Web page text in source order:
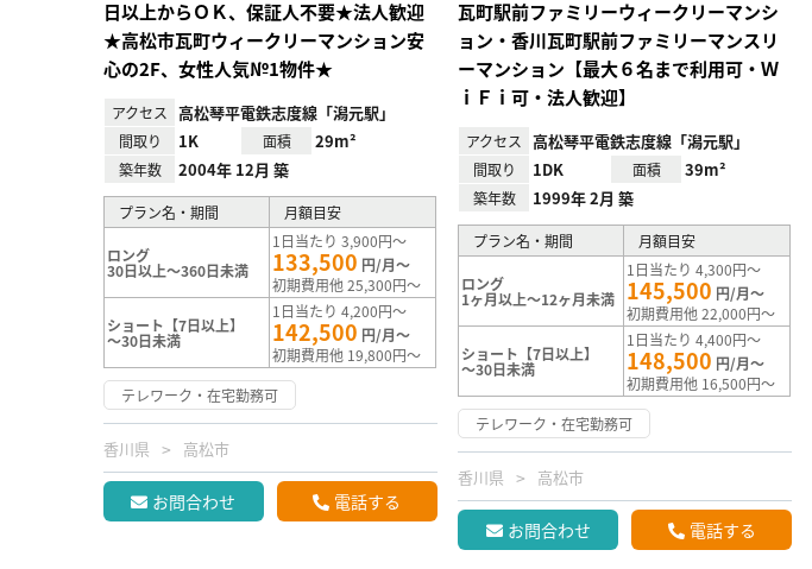
日以上からＯＫ、保証人不要★法人歓迎
★高松市瓦町ウィークリーマンション安
心の2F、女性人気№1物件★
アクセス 高松琴平電鉄志度線「潟元駅」
間取り 1K 面積 29m²
築年数 2004年 12月 築
プラン名・期間 月額目安
ロング
30日以上～360日未満
1日当たり 3,900円～
133,500 円/月～
初期費用他 25,300円～
ショート【7日以上】
～30日未満
1日当たり 4,200円～
142,500 円/月～
初期費用他 19,800円～
テレワーク・在宅勤務可
香川県 高松市
お問合わせ 電話する
瓦町駅前ファミリーウィークリーマンシ
ョン・香川瓦町駅前ファミリーマンスリ
ーマンション【最大６名まで利用可・Ｗ
ｉＦｉ可・法人歓迎】
アクセス 高松琴平電鉄志度線「潟元駅」
間取り 1DK 面積 39m²
築年数 1999年 2月 築
プラン名・期間 月額目安
ロング
1ヶ月以上～12ヶ月未満
1日当たり 4,300円～
145,500 円/月～
初期費用他 22,000円～
ショート【7日以上】
～30日未満
1日当たり 4,400円～
148,500 円/月～
初期費用他 16,500円～
テレワーク・在宅勤務可
香川県 高松市
お問合わせ 電話する